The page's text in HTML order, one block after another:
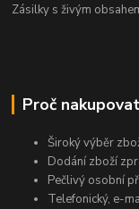
Zásilky s živým
Proč
Široký výběr
Dodání zboží
Pečlivý osobní
Telefonický, e-